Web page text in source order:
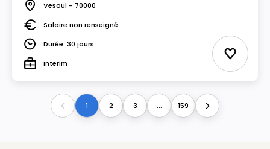
Lieu Vesoul - 70000
SalaireSalaire non renseigné
DuréeDurée: 30 jours
TypeInterim Ajouter
Previous1 2 3 ... 159 Next